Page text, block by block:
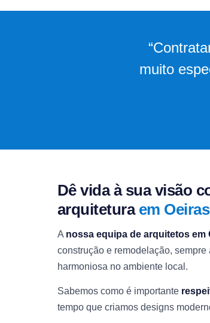
muito
Dê vida à sua visão
arquitetura em Oeiras
A nossa equipa de arquitetos em
construção e remodelação, sempre
harmoniosa no ambiente local.
Sabemos como é importante
tempo que criamos designs